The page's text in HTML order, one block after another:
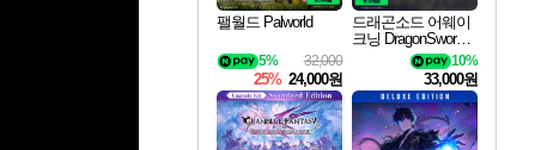
팰월드 Palworld
32,000
5%
25% 24,000원
드래곤소드 어웨이
크닝 DragonSword A
10%
33,000원